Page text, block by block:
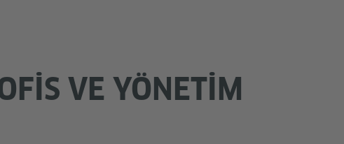
VE YÖNETIM